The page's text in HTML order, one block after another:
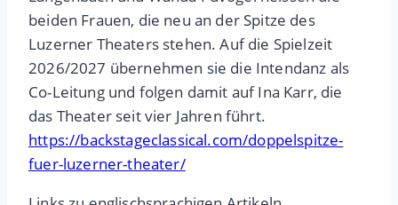
beiden Frauen, die neu an der Spitze des
Luzerner Theaters stehen. Auf die Spielzeit
2026/2027 übernehmen sie die Intendanz als
Co-Leitung und folgen damit auf Ina Karr, die
das Theater seit vier Jahren führt.
https://backstageclassical.com/doppelspitze-
fuer-luzerner-theater/